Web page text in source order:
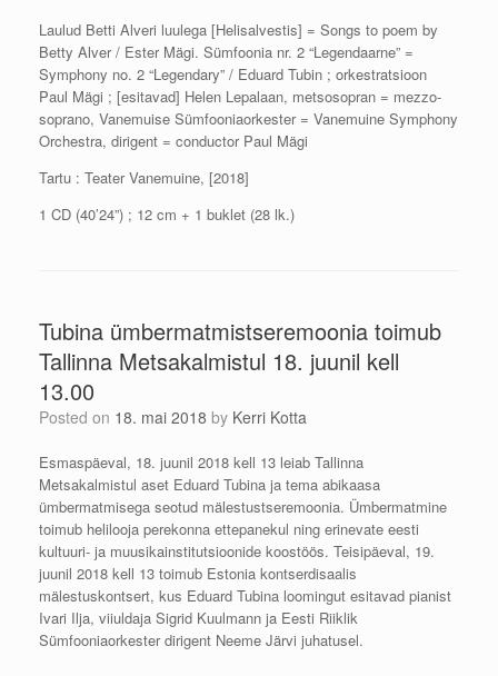
Laulud Betti Alveri luulega [Helisalvestis] = Songs to poem by
Betty Alver / Ester Mägi. Sümfoonia nr. 2 “Legendaarne” =
Symphony no. 2 “Legendary” / Eduard Tubin ; orkestratsioon
Paul Mägi ; [esitavad] Helen Lepalaan, metsosopran = mezzo-
soprano, Vanemuise Sümfooniaorkester = Vanemuine Symphony
Orchestra, dirigent = conductor Paul Mägi
Tartu : Teater Vanemuine, [2018]
1 CD (40’24”) ; 12 cm + 1 buklet (28 lk.)
Tubina ümbermatmistseremoonia toimub
Tallinna Metsakalmistul 18. juunil kell
13.00
Posted on 18. mai 2018 by Kerri Kotta
Esmaspäeval, 18. juunil 2018 kell 13 leiab Tallinna
Metsakalmistul aset Eduard Tubina ja tema abikaasa
ümbermatmisega seotud mälestustseremoonia. Ümbermatmine
toimub helilooja perekonna ettepanekul ning erinevate eesti
kultuuri- ja muusikainstitutsioonide koostöös. Teisipäeval, 19.
juunil 2018 kell 13 toimub Estonia kontserdisaalis
mälestuskontsert, kus Eduard Tubina loomingut esitavad pianist
Ivari Ilja, viiuldaja Sigrid Kuulmann ja Eesti Riiklik
Sümfooniaorkester dirigent Neeme Järvi juhatusel.